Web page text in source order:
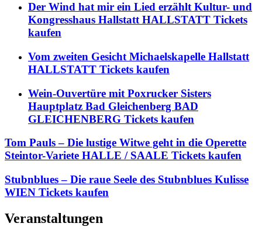
Der Wind hat mir ein Lied erzählt Kultur- und
Kongresshaus Hallstatt HALLSTATT Tickets
kaufen
Vom zweiten Gesicht Michaelskapelle Hallstatt
HALLSTATT Tickets kaufen
Wein-Ouvertüre mit Poxrucker Sisters
Hauptplatz Bad Gleichenberg BAD
GLEICHENBERG Tickets kaufen
Tom Pauls – Die lustige Witwe geht in die Operette
Steintor-Variete HALLE / SAALE Tickets kaufen
Stubnblues – Die raue Seele des Stubnblues Kulisse
WIEN Tickets kaufen
Veranstaltungen